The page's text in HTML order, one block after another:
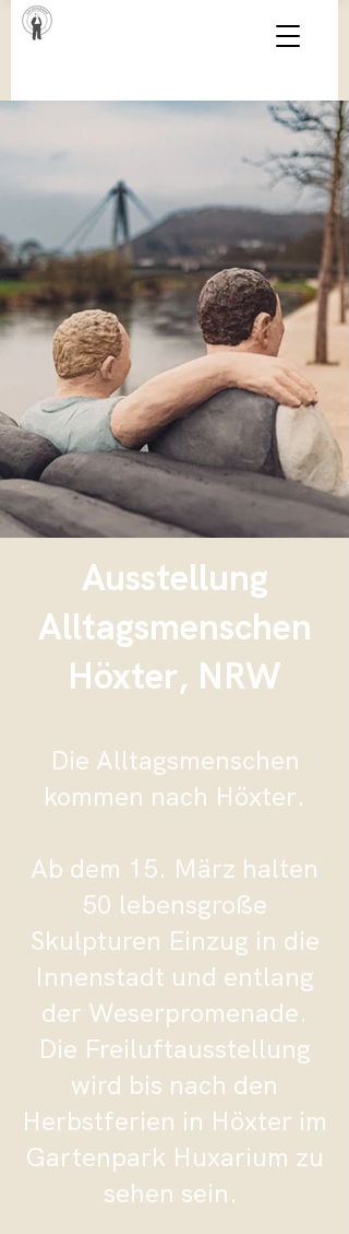
Ausstellung
Alltagsmenschen
Höxter, NRW
Die Alltagsmenschen
kommen nach Höxter.
Ab dem 15. März halten
50 lebensgroße
Skulpturen Einzug in die
Innenstadt und entlang
der Weserpromenade.
Die Freiluftausstellung
wird bis nach den
Herbstferien in Höxter im
Gartenpark Huxarium zu
sehen sein.